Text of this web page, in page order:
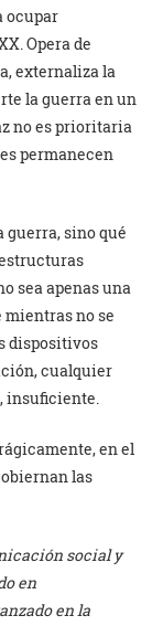
ocupar
Opera de
externaliza la
la guerra en un
no es prioritaria
permanecen
guerra, sino qué
sea apenas una
mientras no se
dispositivos
cualquier
insuficiente.
en el
las
social y
en
en la